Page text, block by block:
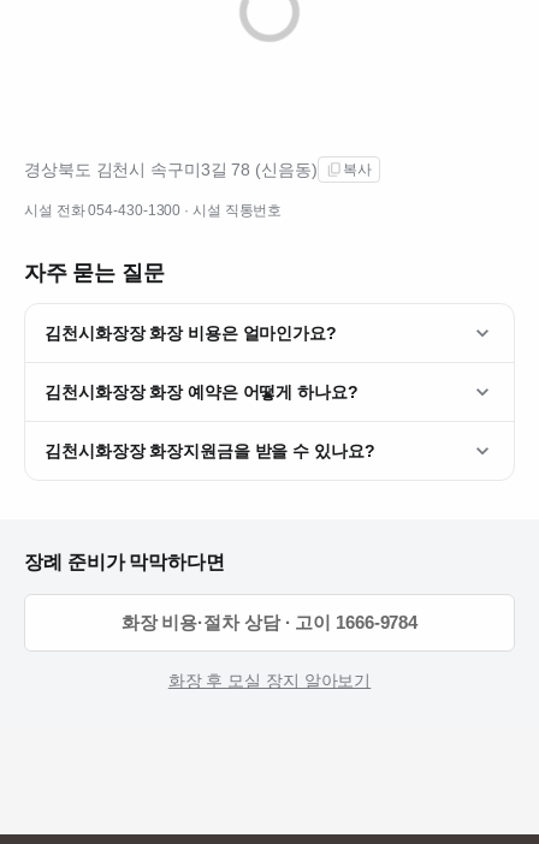
경상북도 김천시 속구미3길 78 (신음동) 복사
시설 전화054-430-1300 · 시설 직통번호
자주 묻는 질문
김천시화장장 화장 비용은 얼마인가요?
김천시화장장 화장 예약은 어떻게 하나요?
김천시화장장 화장지원금을 받을 수 있나요?
장례 준비가 막막하다면
화장 비용·절차 상담 · 고이 1666-9784
화장 후 모실 장지 알아보기